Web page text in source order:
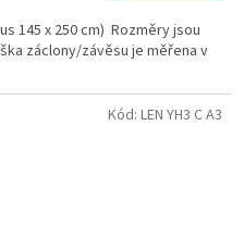
145 x 250 cm) Rozměry jsou
záclony/závěsu je měřena v
Kód: LEN YH3 C A3